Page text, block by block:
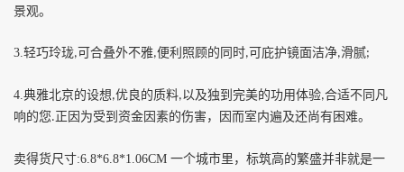
景观。
3.轻巧玲珑, 可合叠外不雅,便利照顾的同时, 可庇护镜面洁净,滑腻;
4.典雅北京的设想,优良的质料,以及独到完美的功用体验,合适不同凡
响的您. 正因为受到资金因素的伤害，因而室内遍及还尚有困难。
卖得货尺寸:6.8*6.8*1.06CM 一个城市里，标筑高的繁盛并非就是一